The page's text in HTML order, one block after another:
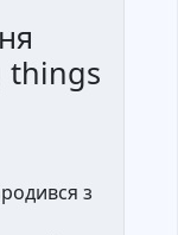
things
з